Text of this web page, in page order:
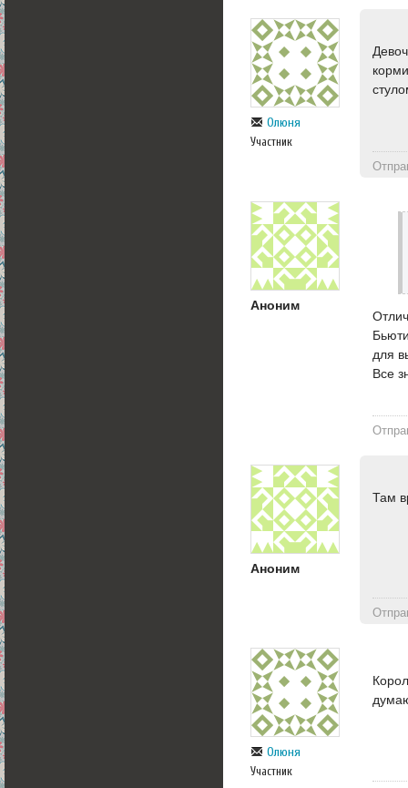
Олюня
Участник
Аноним
для
Все
Аноним
Там
Олюня
Участник